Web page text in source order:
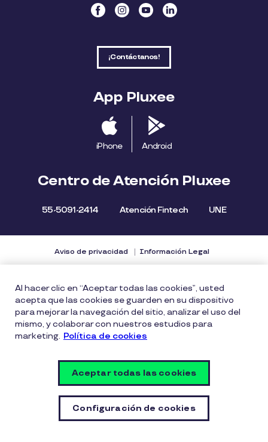
¡Contáctanos!
App Pluxee
iPhone Android
Centro de Atención Pluxee
55-5091-2414 Atención Fintech UNE
Aviso de privacidad Información Legal
Informes Financieros
Consulta los Costos y las Comisiones de nuestros
productos
Vulnerability Disclosure Policy
Términos y Condiciones de la Aplicación Móvil
Configuración de cookies
Al hacer clic en “Aceptar todas las cookies”, usted
acepta que las cookies se guarden en su dispositivo
para mejorar la navegación del sitio, analizar el uso del
mismo, y colaborar con nuestros estudios para
marketing. Política de cookies
Configuración de cookies
Aceptar todas las cookies